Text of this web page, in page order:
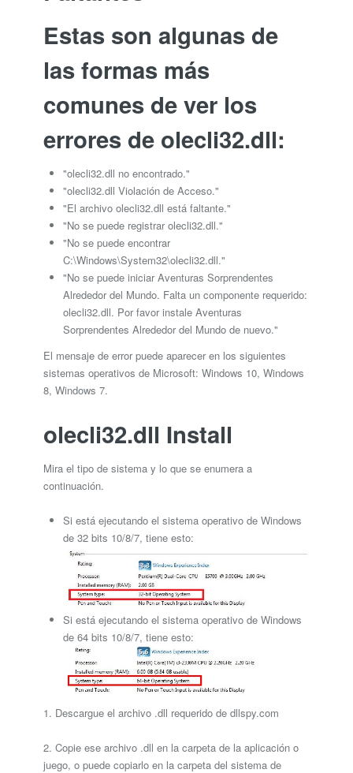
Estas son algunas de
las formas más
comunes de ver los
errores de olecli32.dll:
"olecli32.dll no encontrado."
"olecli32.dll Violación de Acceso."
"El archivo olecli32.dll está faltante."
"No se puede registrar olecli32.dll."
"No se puede encontrar
C:\Windows\System32\olecli32.dll."
"No se puede iniciar Aventuras Sorprendentes
Alrededor del Mundo. Falta un componente requerido:
olecli32.dll. Por favor instale Aventuras
Sorprendentes Alrededor del Mundo de nuevo."
El mensaje de error puede aparecer en los siguientes
sistemas operativos de Microsoft: Windows 10, Windows
8, Windows 7.
olecli32.dll Install
Mira el tipo de sistema y lo que se enumera a
continuación.
Si está ejecutando el sistema operativo de Windows
de 32 bits 10/8/7, tiene esto:
Si está ejecutando el sistema operativo de Windows
de 64 bits 10/8/7, tiene esto:
1. Descargue el archivo .dll requerido de dllspy.com
2. Copie ese archivo .dll en la carpeta de la aplicación o
juego, o puede copiarlo en la carpeta del sistema de